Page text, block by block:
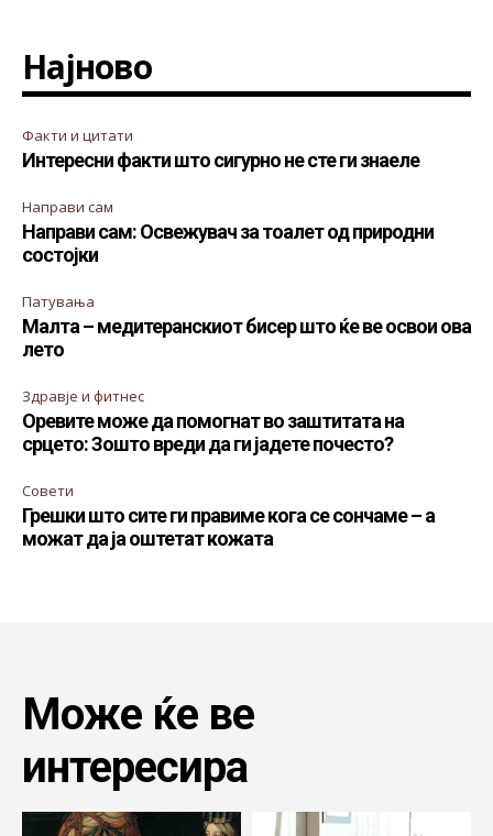
Најново
Факти и цитати
Интересни факти што сигурно не сте ги знаеле
Направи сам
Направи сам: Освежувач за тоалет од природни
состојки
Патувања
Малта – медитеранскиот бисер што ќе ве освои ова
лето
Здравје и фитнес
Оревите може да помогнат во заштитата на
срцето: Зошто вреди да ги јадете почесто?
Совети
Грешки што сите ги правиме кога се сончаме – а
можат да ја оштетат кожата
Може ќе ве
интересира